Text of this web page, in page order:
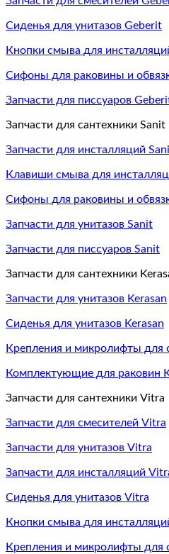
Сиденья для унитазов Geberit
Кнопки смыва для
Сифоны для раковины и
Запчасти для писсуаров
Запчасти для сантехники Sanit
Запчасти для инсталляций
Клавиши смыва для
Сифоны для раковины и
Запчасти для унитазов Sanit
Запчасти для писсуаров Sanit
Запчасти для сантехники
Запчасти для унитазов Kerasan
Сиденья для унитазов Kerasan
Крепления и микролифты для
Комплектующие для раковин
Запчасти для сантехники Vitra
Запчасти для смесителей Vitra
Запчасти для унитазов Vitra
Запчасти для инсталляций
Сиденья для унитазов Vitra
Кнопки смыва для
Крепления и микролифты для